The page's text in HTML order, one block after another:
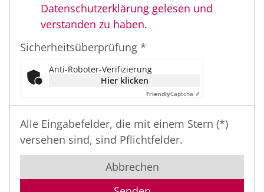
Datenschutzerklärung gelesen und
verstanden zu haben.
Sicherheitsüberprüfung *
Anti-Roboter-Verifizierung
Hier klicken
FriendlyCaptcha ⇗
Alle Eingabefelder, die mit einem Stern (*)
versehen sind, sind Pflichtfelder.
Abbrechen